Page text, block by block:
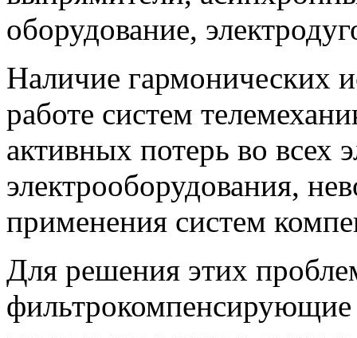
оборудование,
Наличие гармонических
работе систем
активных потерь во всех
электрооборудования,
применения систем
Для решения этих